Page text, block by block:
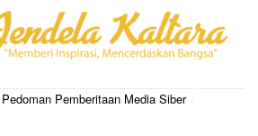
Pedoman Pemberitaan Media Siber